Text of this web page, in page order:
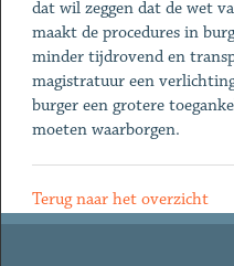
dat wil zeggen dat de wet
maakt de procedures in
minder tijdrovend en
magistratuur een
burger een grotere
moeten waarborgen.
Terug naar het overzicht